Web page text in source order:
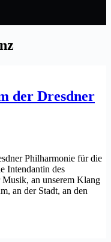
der Dresdner
Philharmonie für die
Intendantin des
Musik, an unserem Klang
an der Stadt, an den